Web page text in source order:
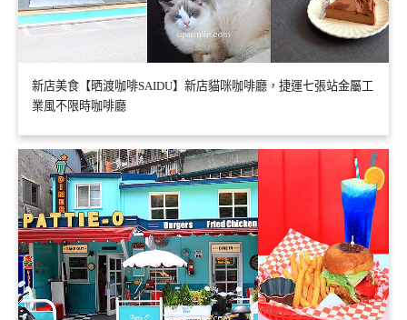
新店美食【晒渡咖啡SAIDU】新店貓咪咖啡廳，捷運七張站金屬工
業風不限時咖啡廳